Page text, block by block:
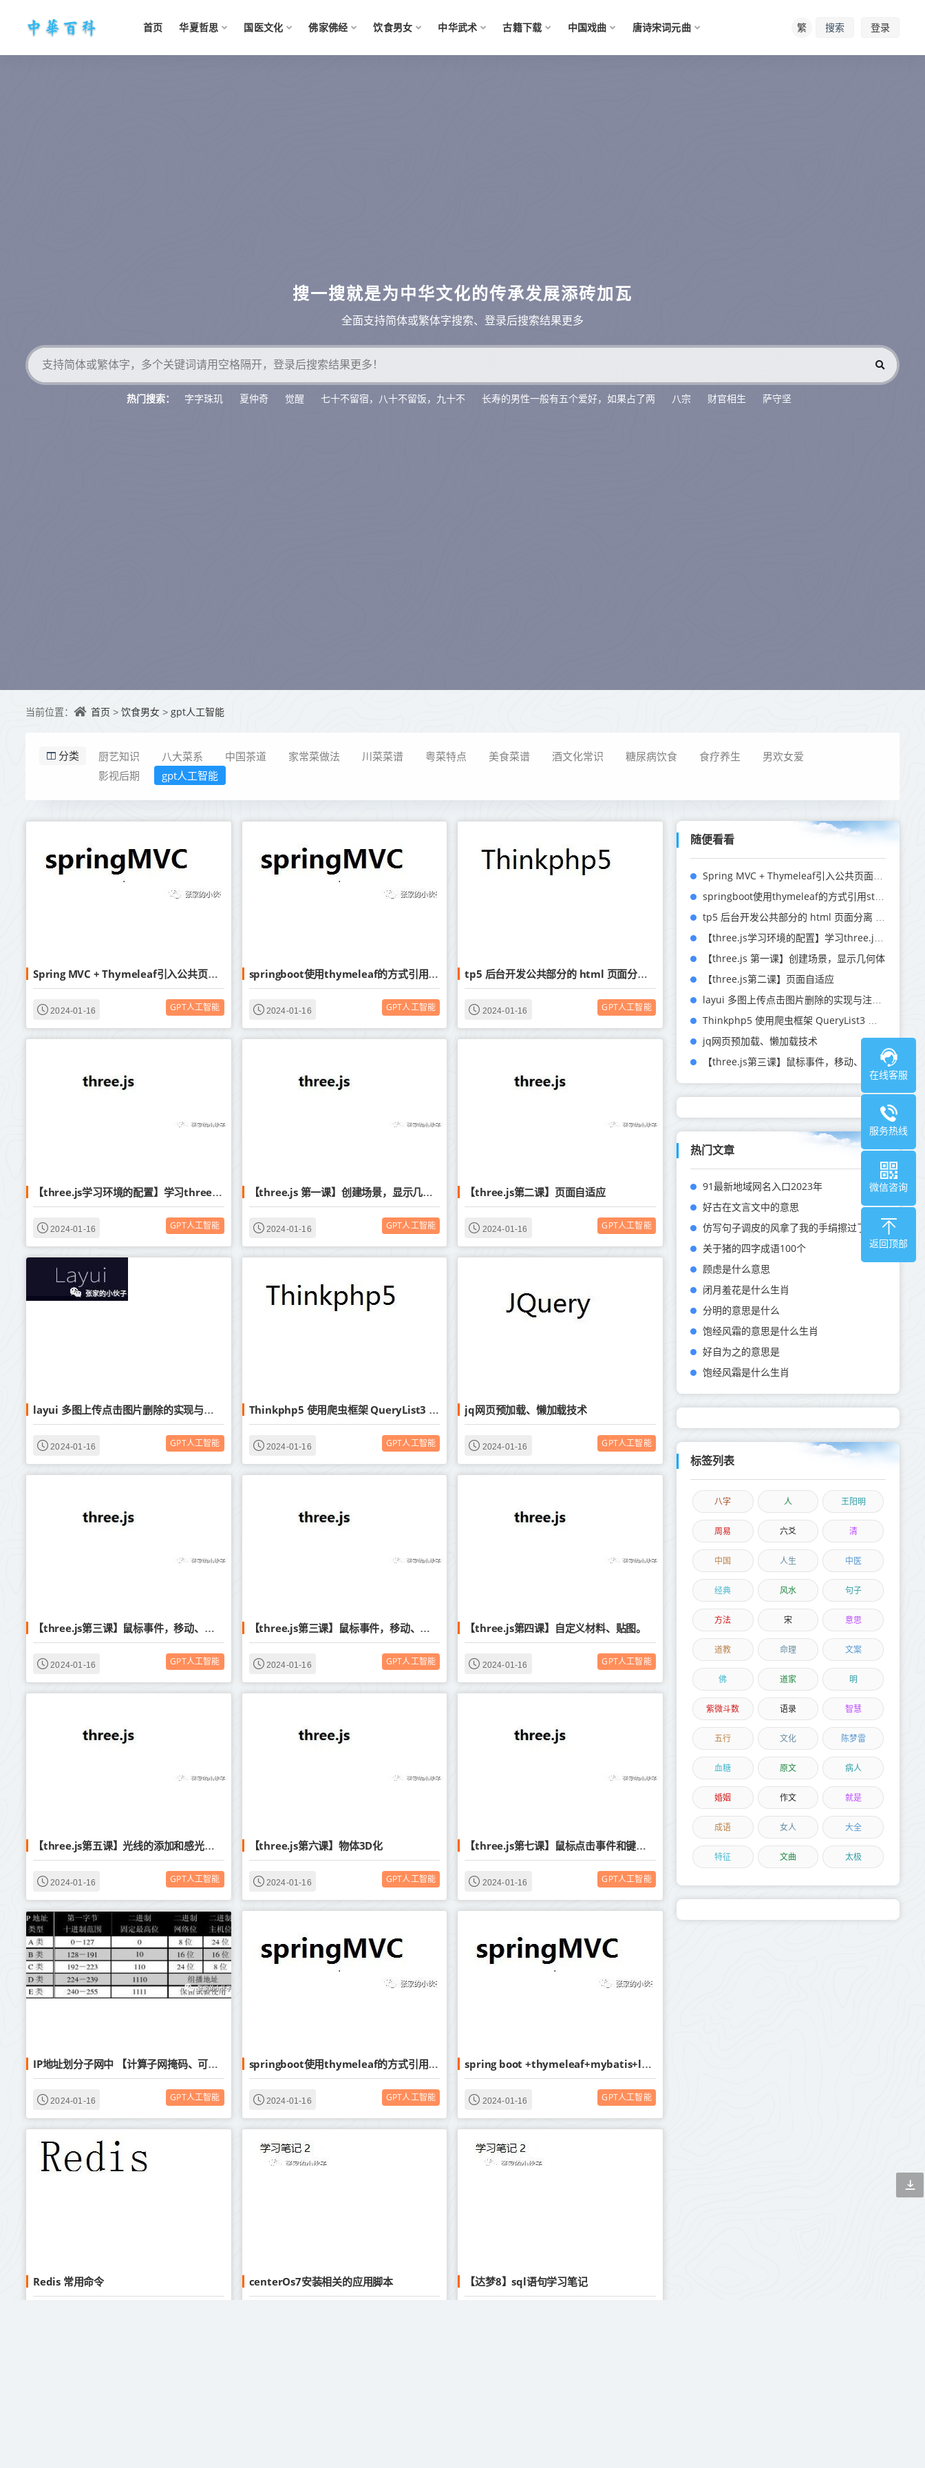
首页 华夏哲思 国医文化 佛家佛经 饮食男女 中华武术 古籍下载 中国戏曲 唐诗宋词元曲 繁 搜索 登录
搜一搜就是为中华文化的传承发展添砖加瓦
全面支持简体或繁体字搜索、登录后搜索结果更多
热门搜索： 字字珠玑 夏仲奇 觉醒 七十不留宿，八十不留饭，九十不 长寿的男性一般有五个爱好，如果占了两 八宗 财官相生 萨守坚
当前位置： 首页 > 饮食男女 > gpt人工智能
分类 厨艺知识 八大菜系 中国茶道 家常菜做法 川菜菜谱 粤菜特点 美食菜谱 酒文化常识 糖尿病饮食 食疗养生
男欢女爱
影视后期
gpt人工智能
Spring MVC + Thymeleaf引入公共页面模板方式
2024-01-16 GPT人工智能
springboot使用thymeleaf的方式引用static中的静态资源方法，引用框架文件资源方法
2024-01-16 GPT人工智能
tp5 后台开发公共部分的 html 页面分离 方法。
2024-01-16 GPT人工智能
【three.js学习环境的配置】学习three.js前的环境配置
2024-01-16 GPT人工智能
【three.js 第一课】创建场景，显示几何体
2024-01-16 GPT人工智能
【three.js第二课】页面自适应
2024-01-16 GPT人工智能
layui 多图上传点击图片删除的实现与注意事项
2024-01-16 GPT人工智能
Thinkphp5 使用爬虫框架 QueryList3 的非composer方法教程
2024-01-16 GPT人工智能
jq网页预加载、懒加载技术
2024-01-16 GPT人工智能
【three.js第三课】鼠标事件，移动、旋转物体
2024-01-16 GPT人工智能
【three.js第三课】鼠标事件，移动、旋转物体
2024-01-16 GPT人工智能
【three.js第四课】自定义材料、贴图。
2024-01-16 GPT人工智能
【three.js第五课】光线的添加和感光材料
2024-01-16 GPT人工智能
【three.js第六课】物体3D化
2024-01-16 GPT人工智能
【three.js第七课】鼠标点击事件和键盘按键事件的使用
2024-01-16 GPT人工智能
IP地址划分子网中 【计算子网掩码、可用地址数、每个划分的子网ip】的方法
2024-01-16 GPT人工智能
springboot使用thymeleaf的方式引用static中的静态资源方法，引用框架文件资源方法
2024-01-16 GPT人工智能
spring boot +thymeleaf+mybatis+layui 数据表格数据分页的实现
2024-01-16 GPT人工智能
Redis 常用命令 centerOs7安装相关的应用脚本 【达梦8】sql语句学习笔记
随便看看
【three.js 第一课】创建场景，显示几何体
【three.js第二课】页面自适应
jq网页预加载、懒加载技术
【three.js第三课】鼠标事件，移动、旋转物体
热门文章
91最新地域网名入口2023年
好古在文言文中的意思
关于猪的四字成语100个
顾虑是什么意思
闭月羞花是什么生肖
分明的意思是什么
饱经风霜的意思是什么生肖
好自为之的意思是
饱经风霜是什么生肖
标签列表
八字 人 王阳明
周易 六爻 清
中国 人生 中医
经典 风水 句子
方法 宋 意思
道教 命理 文案
佛 道家 明
紫微斗数 语录 智慧
五行 文化 陈梦雷
血糖 原文 病人
婚姻 作文 就是
成语 女人 大全
特征 文曲 太极
在线客服
服务热线
微信咨询
返回顶部